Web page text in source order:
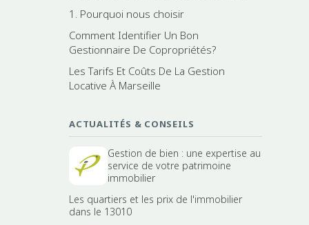
1. Pourquoi nous choisir
Comment Identifier Un Bon
Gestionnaire De Copropriétés?
Les Tarifs Et Coûts De La Gestion
Locative À Marseille
ACTUALITÉS & CONSEILS
Gestion de bien : une expertise au
service de votre patrimoine
immobilier
Les quartiers et les prix de l'immobilier
dans le 13010